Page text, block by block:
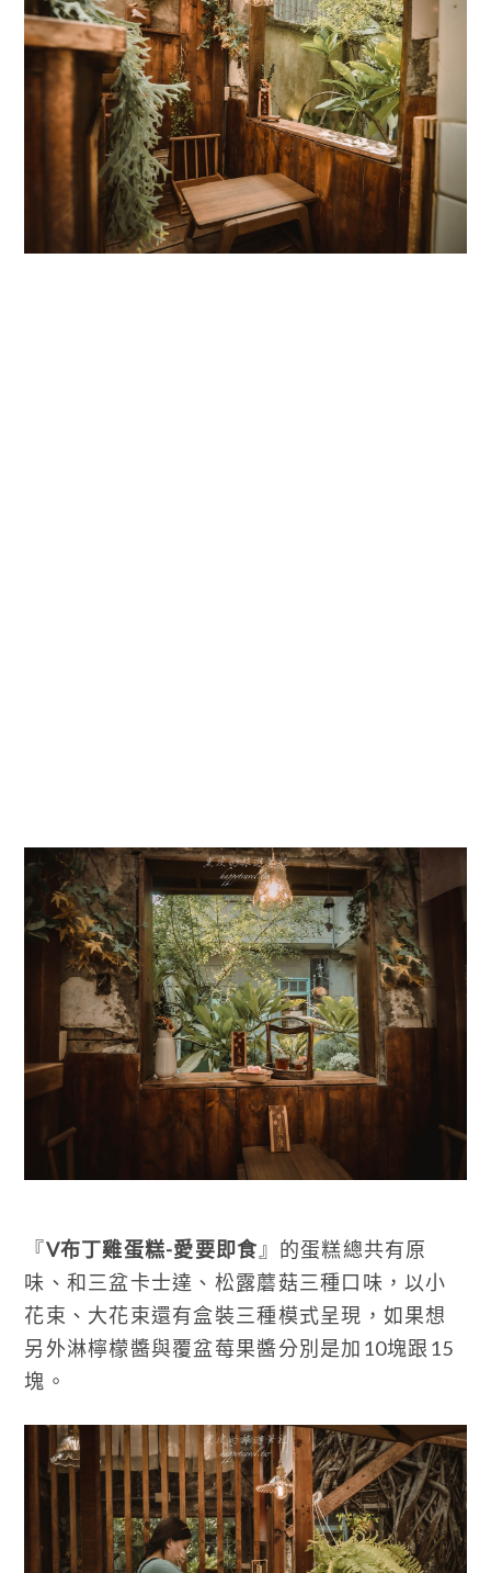
『V布丁雞蛋糕-愛要即食 』的蛋糕總共有原
味、和三盆卡士達、松露蘑菇三種口味，以小
花束、大花束還有盒裝三種模式呈現，如果想
另外淋檸檬醬與覆盆莓果醬分別是加10塊跟15
塊。